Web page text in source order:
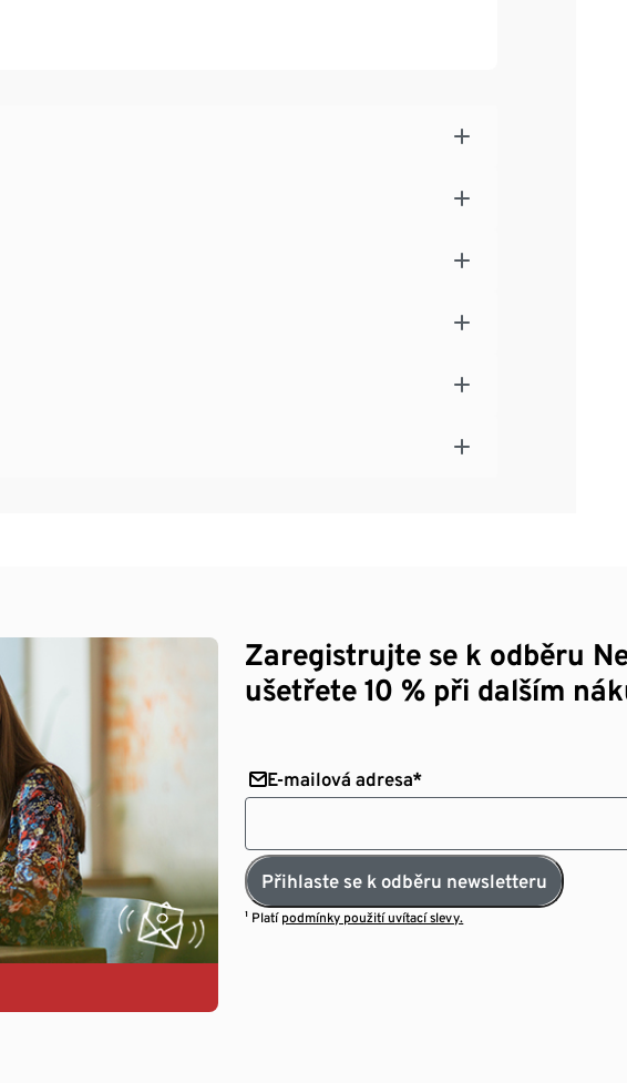
Zaregistrujte se k odběru
ušetřete 10 % při dalším
E-mailová adresa*
Přihlaste se k odběru newsletteru
¹ Platí podmínky použití uvítací slevy.